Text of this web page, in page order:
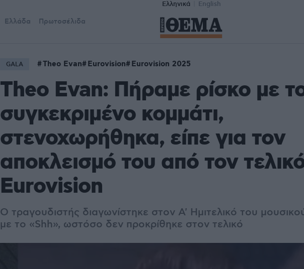
Ελληνικά English
Ελλάδα Πρωτοσέλιδα
GALA Theo Evan Eurovision Eurovision 2025
Τheo Evan: Πήραμε ρίσκο με
συγκεκριμένο κομμάτι,
στενοχωρήθηκα, είπε για τον
αποκλεισμό του από τον
Eurovision
Ο τραγουδιστής διαγωνίστηκε στον Α' Ημιτελικό του
με το «Shh», ωστόσο δεν προκρίθηκε στον τελικό